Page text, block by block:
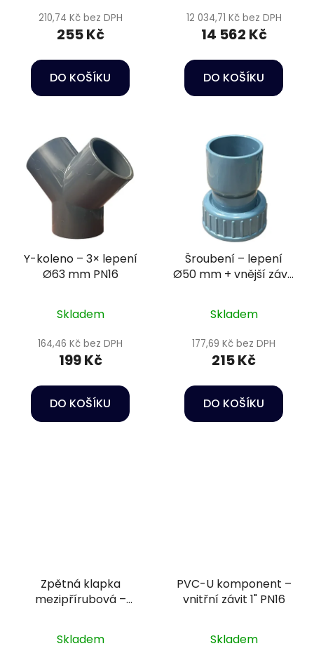
210,74 Kč bez DPH
255 Kč
DO KOŠÍKU
12 034,71 Kč bez DPH
14 562 Kč
DO KOŠÍKU
Y-koleno – 3× lepení
Ø63 mm PN16
Skladem
164,46 Kč bez DPH
199 Kč
DO KOŠÍKU
Šroubení – lepení
Ø50 mm + vnější závit
Skladem
177,69 Kč bez DPH
215 Kč
DO KOŠÍKU
Zpětná klapka
mezipřírubová –
Skladem
PVC-U komponent –
vnitřní závit 1" PN16
Skladem